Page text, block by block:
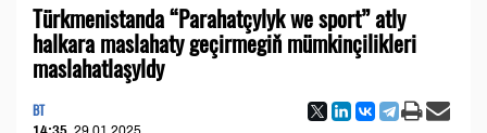
Türkmenistanda “Parahatçylyk we sport” atly
halkara maslahaty geçirmegiň mümkinçilikleri
maslahatlaşyldy
BT